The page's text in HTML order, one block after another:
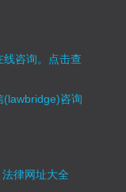
咨询。 点击查
(lawbridge)咨询
法律网址大全